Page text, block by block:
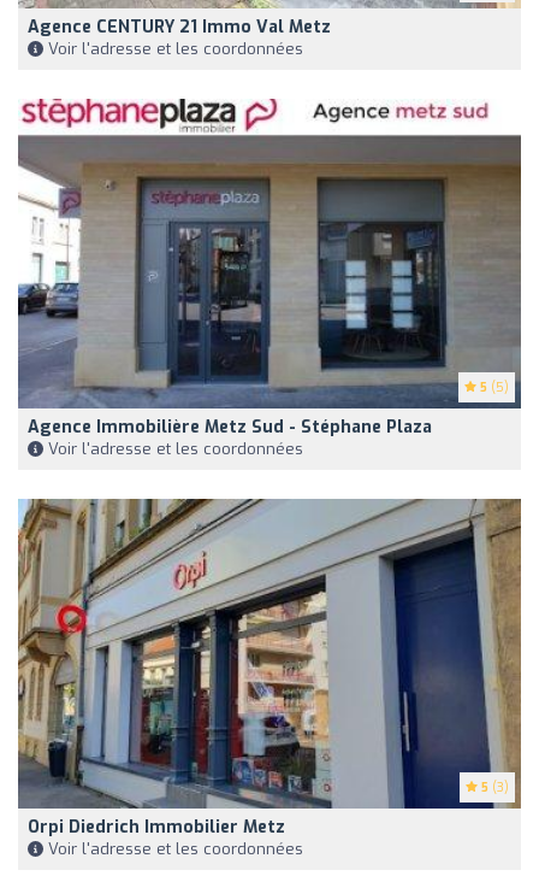
Agence CENTURY 21 Immo Val Metz
Voir l'adresse et les coordonnées
5 (5)
Agence Immobilière Metz Sud - Stéphane Plaza
Voir l'adresse et les coordonnées
5 (3)
Orpi Diedrich Immobilier Metz
Voir l'adresse et les coordonnées